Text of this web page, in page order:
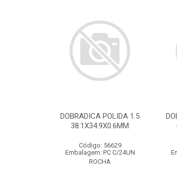
DOBRADICA POLIDA 1.5
38.1X34.9X0.6MM
Código: 56629
Embalagem: PC C/24UN
ROCHA